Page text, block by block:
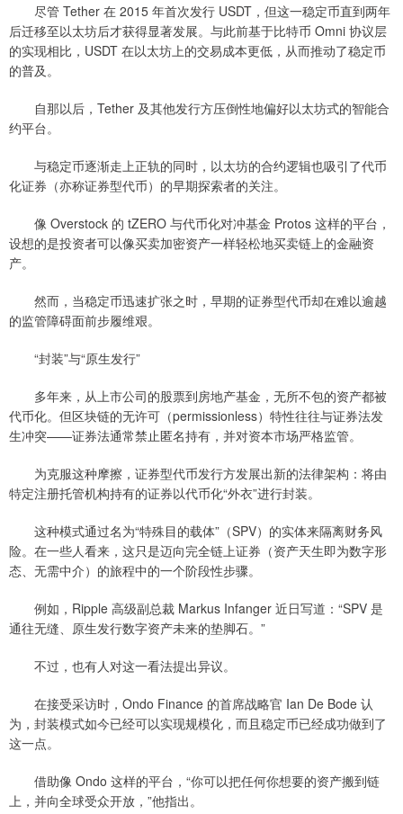
尽管 Tether 在 2015 年首次发行 USDT，但这一稳定币直到两年
后迁移至以太坊后才获得显著发展。与此前基于比特币 Omni 协议层
的实现相比，USDT 在以太坊上的交易成本更低，从而推动了稳定币
的普及。
自那以后，Tether 及其他发行方压倒性地偏好以太坊式的智能合
约平台。
与稳定币逐渐走上正轨的同时，以太坊的合约逻辑也吸引了代币
化证券（亦称证券型代币）的早期探索者的关注。
像 Overstock 的 tZERO 与代币化对冲基金 Protos 这样的平台，
设想的是投资者可以像买卖加密资产一样轻松地买卖链上的金融资
产。
然而，当稳定币迅速扩张之时，早期的证券型代币却在难以逾越
的监管障碍面前步履维艰。
“封装”与“原生发行”
多年来，从上市公司的股票到房地产基金，无所不包的资产都被
代币化。但区块链的无许可（permissionless）特性往往与证券法发
生冲突——证券法通常禁止匿名持有，并对资本市场严格监管。
为克服这种摩擦，证券型代币发行方发展出新的法律架构：将由
特定注册托管机构持有的证券以代币化“外衣”进行封装。
这种模式通过名为“特殊目的载体”（SPV）的实体来隔离财务风
险。在一些人看来，这只是迈向完全链上证券（资产天生即为数字形
态、无需中介）的旅程中的一个阶段性步骤。
例如，Ripple 高级副总裁 Markus Infanger 近日写道：“SPV 是
通往无缝、原生发行数字资产未来的垫脚石。”
不过，也有人对这一看法提出异议。
在接受采访时，Ondo Finance 的首席战略官 Ian De Bode 认
为，封装模式如今已经可以实现规模化，而且稳定币已经成功做到了
这一点。
借助像 Ondo 这样的平台，“你可以把任何你想要的资产搬到链
上，并向全球受众开放，”他指出。